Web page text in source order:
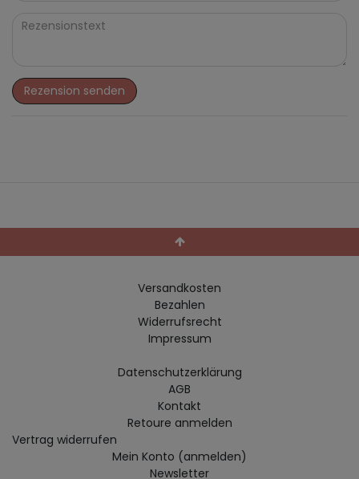
Rezension senden
Versandkosten
Bezahlen
Widerrufs­recht
Impressum
Daten­schutz­erklärung
AGB
Kontakt
Retoure anmelden
Vertrag widerrufen
Mein Konto (anmelden)
Newsletter